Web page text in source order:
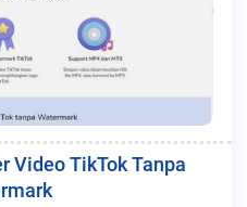
Video TikTok Tanpa